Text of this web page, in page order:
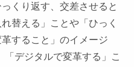
くり返す、交差させると
替える」ことや「ひっく
すること」のイメージ
「デジタルで変革する」こ